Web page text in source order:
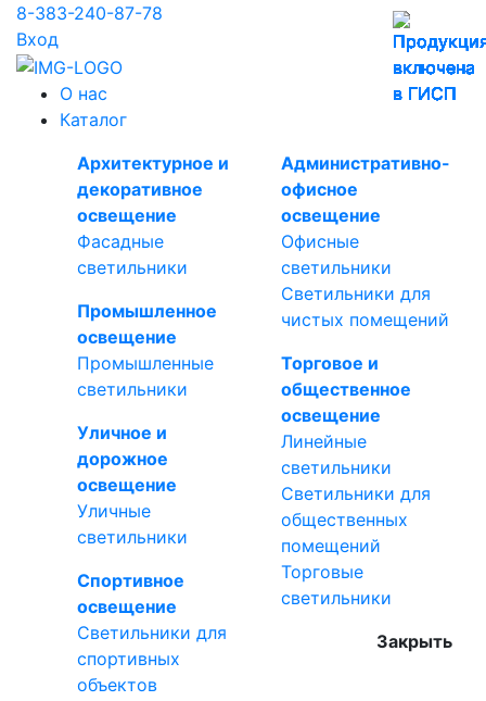
8-383-240-87-78
Вход
О нас
Каталог
Архитектурное и
декоративное
освещение
Фасадные
светильники
Промышленное
освещение
Промышленные
светильники
Уличное и
дорожное
освещение
Уличные
светильники
Спортивное
освещение
Светильники для
спортивных
объектов
Административно-
офисное
освещение
Офисные
светильники
Светильники для
чистых помещений
Торговое и
общественное
освещение
Линейные
светильники
Светильники для
общественных
помещений
Торговые
светильники
Закрыть